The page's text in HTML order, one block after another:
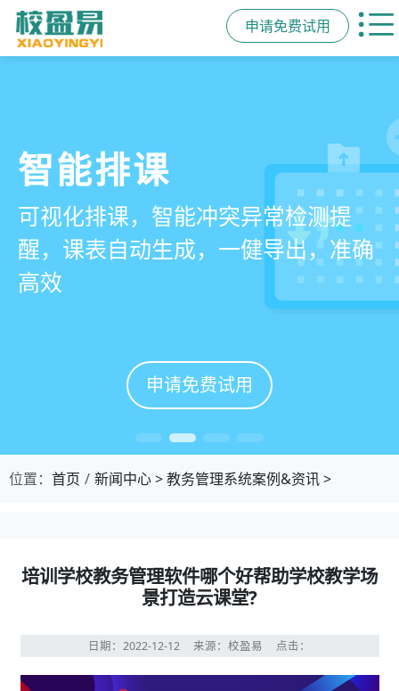
申请免费试用
管学校，用校盈易
培训机构教务管理系
统
有效提升运营管理效率45%
申请免费试用
智能排课
可视化排课，智能冲突异常检测提
醒，课表自动生成，一健导出，准确
高效
申请免费试用
课时统计
学员签到同步扣减课时，老师带课量
自动统计、汇总，数据清晰可查免扯
皮
申请免费试用
家校互动
一部手机链接教师、学员、家长，沟
通互动零距离，服务贴心铸口碑促续
费
申请免费试用
位置： 首页 新闻中心>教务管理系统案例&资讯>
培训学校教务管理软件哪个好帮助学校教学场
景打造云课堂?
日期：2022-12-12 来源：校盈易 点击：